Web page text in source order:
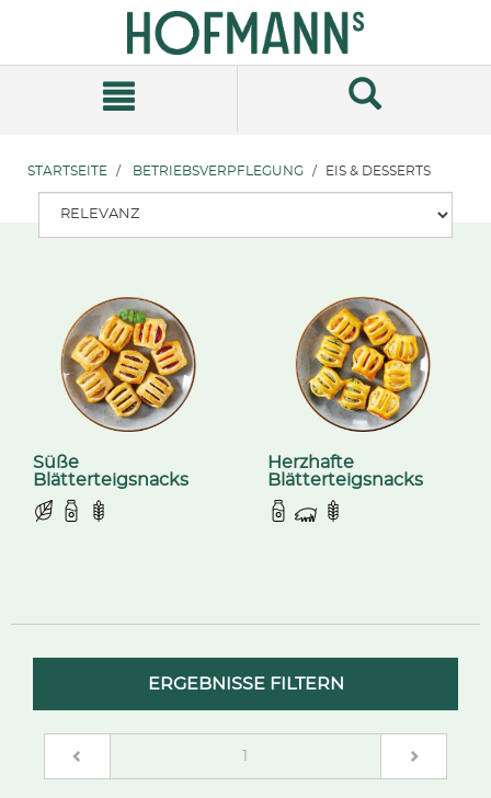
Navigationsmenü
STARTSEITE BETRIEBSVERPFLEGUNG EIS & DESSERTS
Süße
Blätterteigsnacks
Herzhafte
Blätterteigsnacks
ERGEBNISSE FILTERN
1